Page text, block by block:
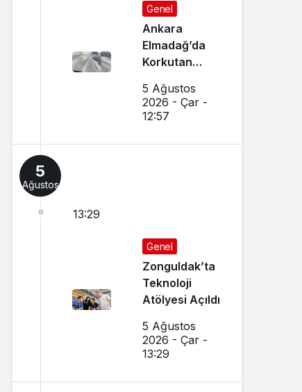
Genel
Ankara
Elmadağ’da
Korkutan
Yangını
5 Ağustos
2026 - Çar -
12:57
5
Ağustos
13:29
Genel
Zonguldak’ta
Teknoloji
Atölyesi Açıldı
5 Ağustos
2026 - Çar -
13:29